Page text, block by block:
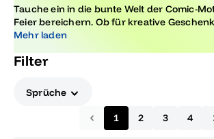
Tauche ein in die bunte Welt der Comic-
Feier bereichern. Ob für kreative
eindrucksvolle Dekoration, diese Designs
freien Lauf und gestalte unvergessliche
Mehr laden
Filter
Sprüche
1 2 3 4